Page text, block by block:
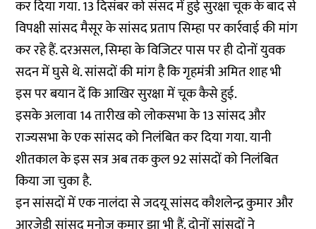
कर दिया गया. 13 दिसंबर को संसद में हुई सुरक्षा चूक के बाद से
विपक्षी सांसद मैसूर के सांसद प्रताप सिम्हा पर कार्रवाई की मांग
कर रहे हैं. दरअसल, सिम्हा के विजिटर पास पर ही दोनों युवक
सदन में घुसे थे. सांसदों की मांग है कि गृहमंत्री अमित शाह भी
इस पर बयान दें कि आखिर सुरक्षा में चूक कैसे हुई.
इसके अलावा 14 तारीख को लोकसभा के 13 सांसद और
राज्यसभा के एक सांसद को निलंबित कर दिया गया. यानी
शीतकाल के इस सत्र अब तक कुल 92 सांसदों को निलंबित
किया जा चुका है.
इन सांसदों में एक नालंदा से जदयू सांसद कौशलेन्द्र कुमार और